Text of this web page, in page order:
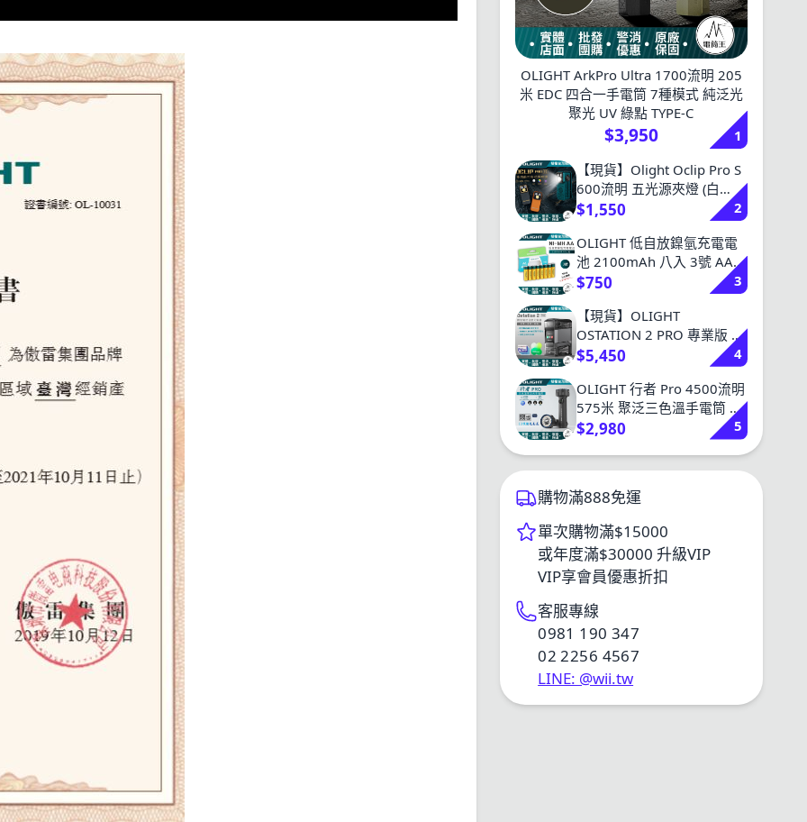
OLIGHT ArkPro Ultra 1700流明 205
米 EDC 四合一手電筒 7種模式 純泛光
聚光 UV 綠點 TYPE-C
$3,950
1
【現貨】Olight Oclip Pro S
600流明 五光源夾燈 (白
光/UV/RGB) 多功能夾子燈
$1,550
2
OLIGHT 低自放鎳氫充電電
池 2100mAh 八入 3號 AA充
電電池 電壓1.2V 300次以上
$750
3
【現貨】OLIGHT
OSTATION 2 PRO 專業版 智
慧電池能源站 三合一 充電/
檢測/管理 1.5V AA鋰電池 鎳
氫 AA /AAA
$5,450
4
OLIGHT 行者 Pro 4500流明
575米 聚泛三色溫手電筒 冷
白/中白/暖白 TYPE-C
$2,980 5
購物滿888免運
單次購物滿$15000
或年度滿$30000 升級VIP
VIP享會員優惠折扣
客服專線
0981 190 347
02 2256 4567
LINE: @wii.tw